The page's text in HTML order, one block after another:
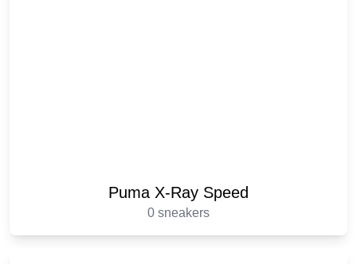
Puma X-Ray Speed
0 sneakers